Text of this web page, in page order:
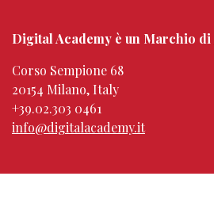
Digital Academy è un Marchio di
Corso Sempione 68
20154 Milano, Italy
+39.02.303 0461
info@digitalacademy.it